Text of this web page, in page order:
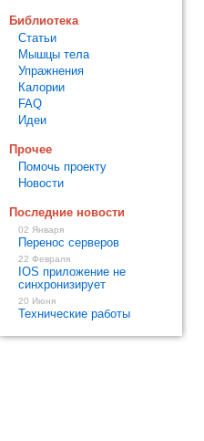
Библиотека
Статьи
Мышцы тела
Упражнения
Калории
FAQ
Идеи
Прочее
Помочь проекту
Новости
Последние новости
02 Января
Перенос серверов
22 Февраля
IOS приложение не
синхронизирует
20 Июня
Технические работы